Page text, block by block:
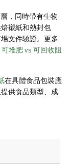
，同時帶有生物
襯紙和熱封包
文件驗證。更多
可堆肥 vs 可回收阻
在具體食品包裝應
提供食品類型、成